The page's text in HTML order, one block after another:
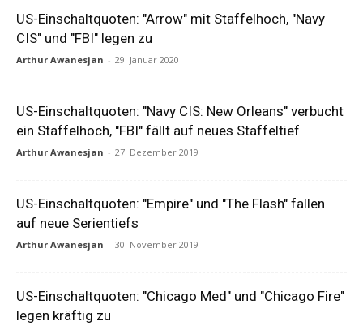
US-Einschaltquoten: "Arrow" mit Staffelhoch, "Navy
CIS" und "FBI" legen zu
Arthur Awanesjan - 29. Januar 2020
US-Einschaltquoten: "Navy CIS: New Orleans" verbucht
ein Staffelhoch, "FBI" fällt auf neues Staffeltief
Arthur Awanesjan - 27. Dezember 2019
US-Einschaltquoten: "Empire" und "The Flash" fallen
auf neue Serientiefs
Arthur Awanesjan - 30. November 2019
US-Einschaltquoten: "Chicago Med" und "Chicago Fire"
legen kräftig zu